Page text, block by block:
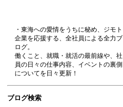
・東海への愛情をうちに秘め、ジモト
企業を応援する、全社員による全力ブ
ログ。
働くこと、就職・就活の最前線や、社
員の日々の仕事内容、イベントの裏側
についてを日々更新！
ブログ検索